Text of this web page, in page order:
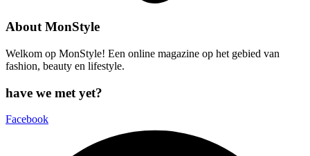
About MonStyle
Welkom op MonStyle! Een online magazine op het gebied van
fashion, beauty en lifestyle.
have we met yet?
Facebook